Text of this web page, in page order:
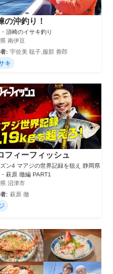
の沖釣り！
須崎のイサキ釣り
南伊豆
: 宇佐美 聡子,服部 善郎
キ
フィーフィッシュ
ン4 マアジの世界記録を狙え 静岡県
萩原 徹編 PART1
沼津市
: 萩原 徹